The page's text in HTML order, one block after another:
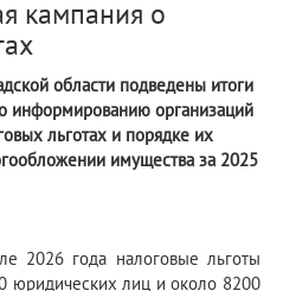
кампания о
области подведены итоги
информированию организаций
льготах и порядке их
имущества за 2025
2026 года налоговые льготы
юридических лиц и около 8200